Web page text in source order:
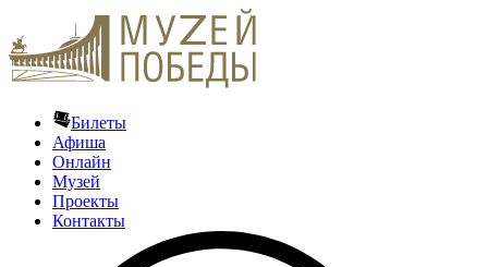
Билеты
Афиша
Онлайн
Музей
Проекты
Контакты